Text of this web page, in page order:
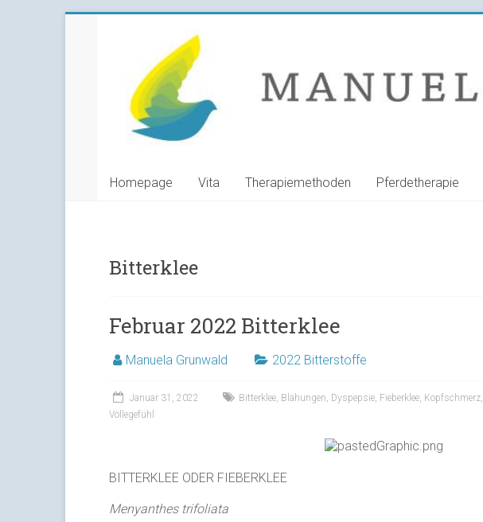
Manuela
Grunwald
Heilpraktikerin
Homepage Vita Therapiemethoden Pferdetherapie
Bitterklee
Februar 2022 Bitterklee
Manuela Grunwald 2022 Bitterstoffe
Januar 31, 2022 Bitterklee, Blähungen, Dyspepsie, Fieberklee, Kopfschmerz,
Völlegefühl
BITTERKLEE ODER FIEBERKLEE
Menyanthes trifoliata